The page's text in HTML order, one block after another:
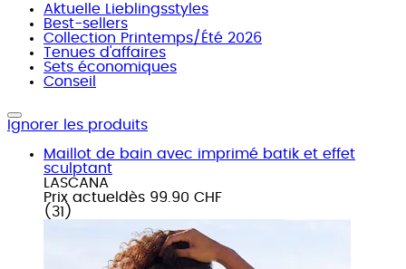
Aktuelle Lieblingsstyles
Best-sellers
Collection Printemps/Été 2026
Tenues d'affaires
Sets économiques
Conseil
Ignorer les produits
Maillot de bain avec imprimé batik et effet
sculptant
LASCANA
Prix actuel dès 99.90 CHF
( 31 )